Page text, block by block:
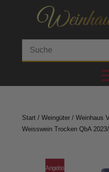
Start/ Weingüter/ Weinhaus
Weisswein Trocken QbA
Angebo